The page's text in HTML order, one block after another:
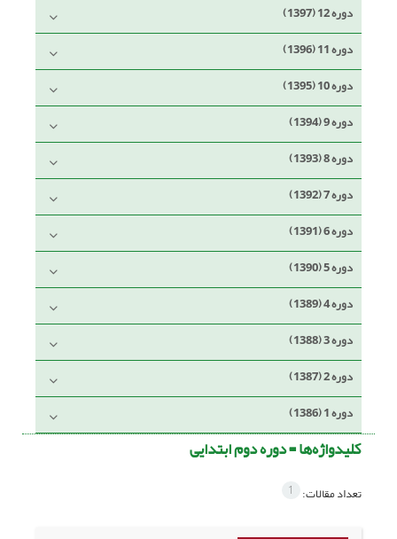
دوره 12 (1397)
دوره 11 (1396)
دوره 10 (1395)
دوره 9 (1394)
دوره 8 (1393)
دوره 7 (1392)
دوره 6 (1391)
دوره 5 (1390)
دوره 4 (1389)
دوره 3 (1388)
دوره 2 (1387)
دوره 1 (1386)
کلیدواژه‌ها =دوره دوم ابتدایی
تعداد مقالات: 1